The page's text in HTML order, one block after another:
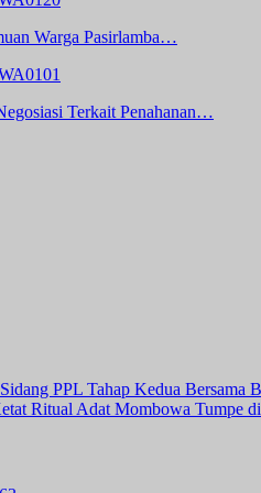
Warga Pasirlamba…
Terkait Penahanan…
PPL Tahap Kedua Bersama
Ritual Adat Mombowa Tumpe